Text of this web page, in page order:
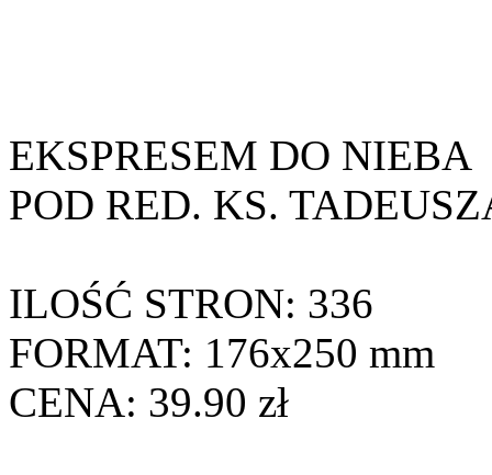
EKSPRESEM DO NIEBA
POD RED. KS.
ILOŚĆ STRON: 336
FORMAT: 176x250 mm
CENA: 39.90 zł